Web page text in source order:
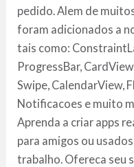
pedido. Alem de
foram adicionados a
tais como:
ProgressBar,
Swipe, CalendarView,
Notificacoes e muito
Aprenda a criar apps
para amigos ou
trabalho. Ofereca seu